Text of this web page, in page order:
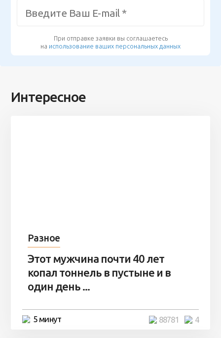
При отправке заявки вы соглашаетесь
на использование ваших персональных данных
Интересное
Разное
Этот мужчина почти 40 лет
копал тоннель в пустыне и в
один день ...
5 минут 4
88781